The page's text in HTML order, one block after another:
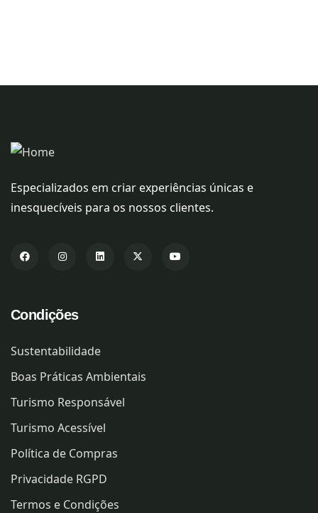
Especializados em criar experiências únicas e
inesquecíveis para os nossos clientes.
Condições
Sustentabilidade
Boas Práticas Ambientais
Turismo Responsável
Turismo Acessível
Política de Compras
Privacidade RGPD
Termos e Condições